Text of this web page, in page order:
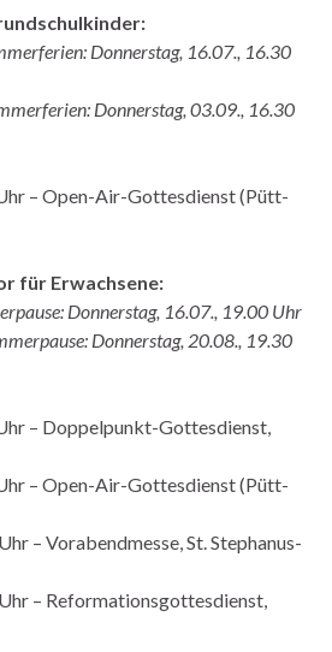
Donnerstag, 16.07., 16.30
Donnerstag, 03.09., 16.30
– Open-Air-Gottesdienst (Pütt-
für Erwachsene:
Donnerstag, 16.07., 19.00 Uhr
Donnerstag, 20.08., 19.30
– Doppelpunkt-Gottesdienst,
– Open-Air-Gottesdienst (Pütt-
– Vorabendmesse, St. Stephanus-
– Reformationsgottesdienst,